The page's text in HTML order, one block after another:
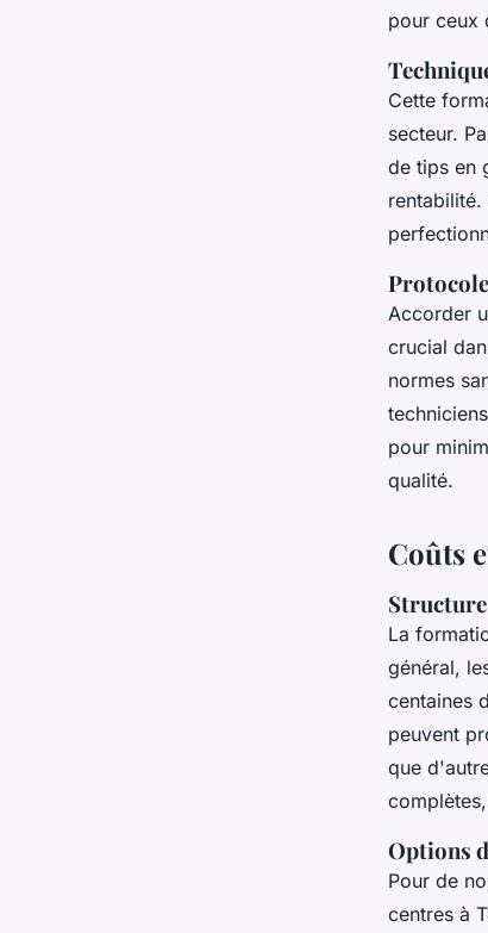
pour ceux
Cette
secteur.
de tips en
Accorder
crucial
normes
pour
qualité.
Coûts
La
général,
centaines
peuvent
que
Options
Pour de
centres à